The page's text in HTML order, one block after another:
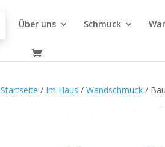
Über uns Schmuck
Startseite / Im Haus /Wandschmuck /